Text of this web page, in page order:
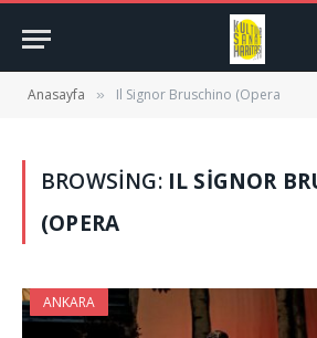
Anasayfa » Il Signor Bruschino (Opera
BROWSING: IL SIGNOR
(OPERA
ANKARA